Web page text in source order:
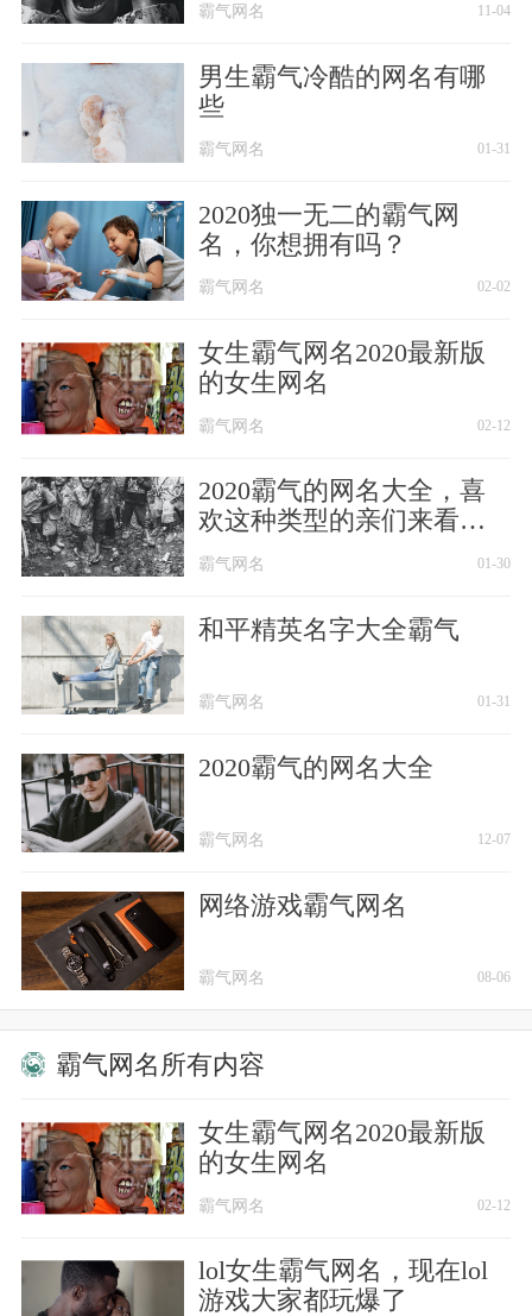
霸气网名 11-04
男生霸气冷酷的网名有哪
些
霸气网名 01-31
2020独一无二的霸气网
名，你想拥有吗？
霸气网名 02-02
女生霸气网名2020最新版
的女生网名
霸气网名 02-12
2020霸气的网名大全，喜
欢这种类型的亲们来看看
吧！
霸气网名 01-30
和平精英名字大全霸气
霸气网名 01-31
2020霸气的网名大全
霸气网名 12-07
网络游戏霸气网名
霸气网名 08-06
霸气网名所有内容
女生霸气网名2020最新版
的女生网名
霸气网名 02-12
lol女生霸气网名，现在lol
游戏大家都玩爆了